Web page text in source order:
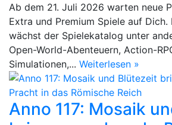
Ab dem 21. Juli 2026 warten neue
Extra und Premium Spiele auf
wächst der Spielekatalog unter
Open-World-Abenteuern, Action-
Simulationen,... Weiterlesen »
Anno 117: Mosaik